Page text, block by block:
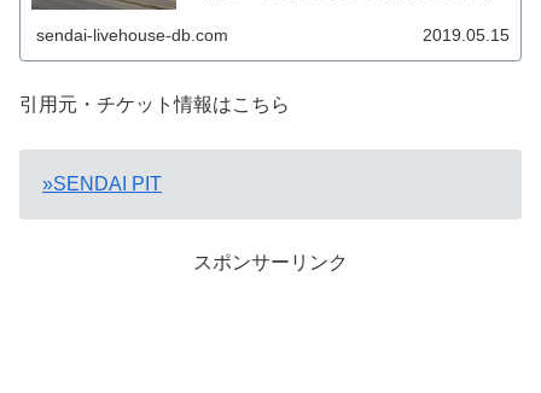
sendai-livehouse-db.com 2019.05.15
引用元・チケット情報はこちら
»SENDAI PIT
スポンサーリンク